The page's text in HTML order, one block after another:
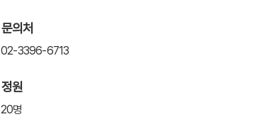
문의처
02-3396-6713
정원
20명